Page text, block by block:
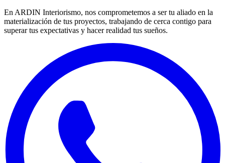
En ARDIN Interiorismo, nos comprometemos a ser tu aliado en la
materialización de tus proyectos, trabajando de cerca contigo para
superar tus expectativas y hacer realidad tus sueños.